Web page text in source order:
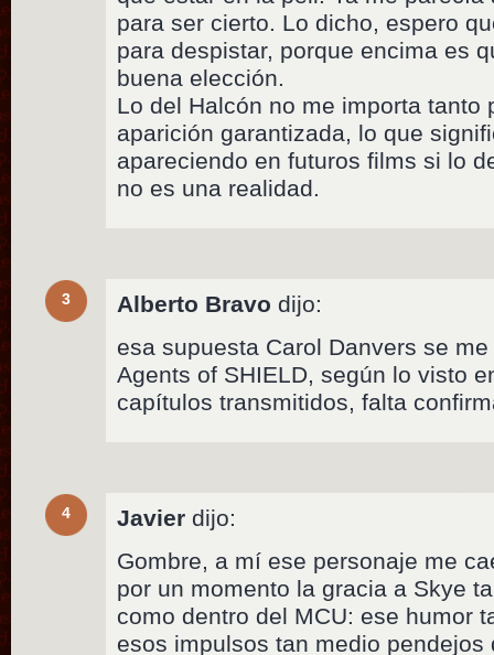
para ser cierto. Lo dicho, espero
para despistar, porque encima es
buena elección.
Lo del Halcón no me importa tanto
aparición garantizada, lo que
apareciendo en futuros films si lo
no es una realidad.
3 Alberto Bravo dijo:
esa supuesta Carol Danvers se
Agents of SHIELD, según lo visto
capítulos transmitidos, falta
4 Javier dijo:
Gombre, a mí ese personaje me
por un momento la gracia a Skye
como dentro del MCU: ese humor
esos impulsos tan medio